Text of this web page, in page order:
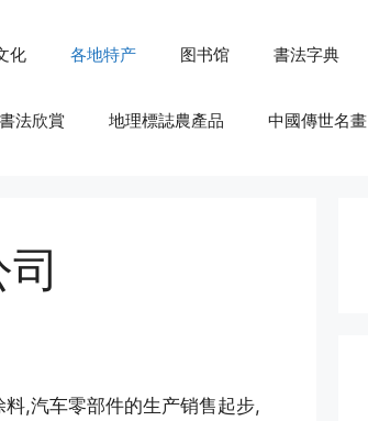
化 各地特产 图书馆 書法字典
法欣賞 地理標誌農產品 中國傳世名畫
,汽车零部件的生产销售起步,